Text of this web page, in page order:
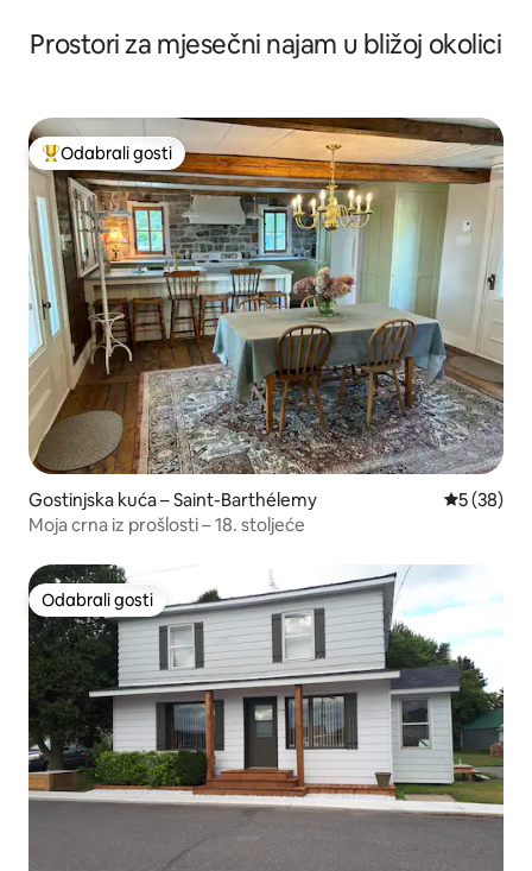
Prostori za mjesečni najam u bližoj okolici
Među najviše rangiranima s oznakom „Odabrali gosti”
Odabrali gosti
Gostinjska kuća – Saint-Barthélemy Prosječna
5 (38)
Moja crna iz prošlosti – 18. stoljeće
Odabrali gosti
Odabrali gosti